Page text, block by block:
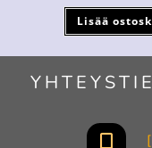
Lisää